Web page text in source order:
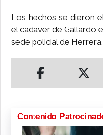
Los hechos se dieron
el cadáver de Gallardo
sede policial de Herrera.
Contenido